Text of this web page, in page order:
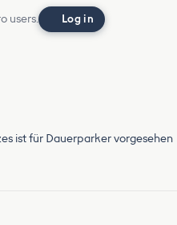
users. Log in
ist für Dauerparker vorgesehen